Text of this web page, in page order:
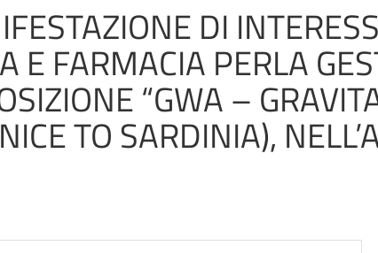
DI
E FARMACIA PERLA
“GWA –
TO SARDINIA),